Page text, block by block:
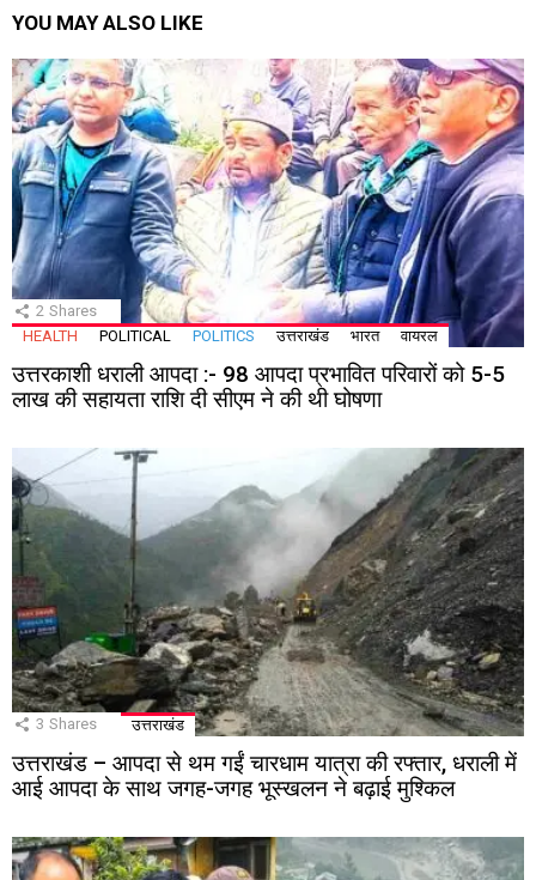
YOU MAY ALSO LIKE
2 Shares
HEALTH
POLITICAL POLITICS उत्तराखंड भारत वायरल
उत्तरकाशी धराली आपदा :- 98 आपदा प्रभावित परिवारों को 5-5
लाख की सहायता राशि दी सीएम ने की थी घोषणा
3 Shares उत्तराखंड
उत्तराखंड – आपदा से थम गईं चारधाम यात्रा की रफ्तार, धराली में
आई आपदा के साथ जगह-जगह भूस्खलन ने बढ़ाई मुश्किल